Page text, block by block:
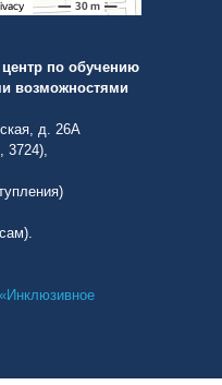
по обучению
возможностями
д. 26А
3724),